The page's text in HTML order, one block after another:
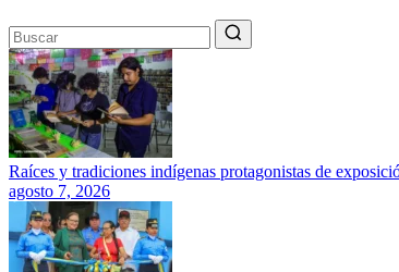
Raíces y tradiciones indígenas protagonistas de
agosto 7, 2026